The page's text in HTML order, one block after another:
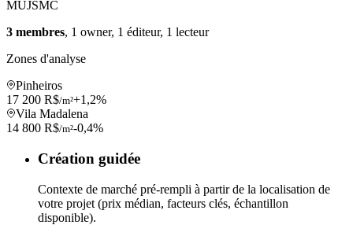
MUJSMC
3 membres, 1 owner, 1 éditeur, 1 lecteur
Zones d'analyse
Pinheiros
17 200 R$/m²+1,2%
Vila Madalena
14 800 R$/m²-0,4%
Création guidée
Contexte de marché pré-rempli à partir de la localisation de
votre projet (prix médian, facteurs clés, échantillon
disponible).